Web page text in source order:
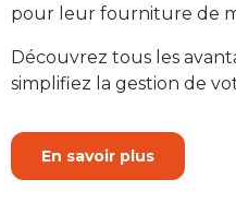
pour leur fourniture de
Découvrez tous les
simplifiez la gestion de
En savoir plus